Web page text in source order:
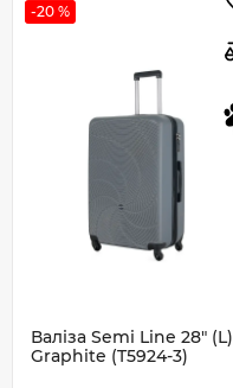
-20 %
Валіза Semi Line 28" (L)
Graphite (T5924-3)